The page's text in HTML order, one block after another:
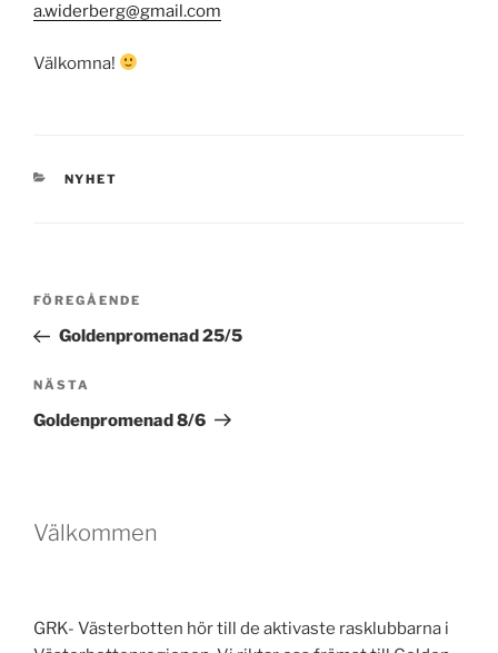
a.widerberg@gmail.com
Välkomna!
KATEGORIER
NYHET
Inläggsnavigering
Föregående
inlägg
FÖREGÅENDE
Goldenpromenad 25/5
Nästa
inlägg
NÄSTA
Goldenpromenad 8/6
Välkommen
GRK- Västerbotten hör till de aktivaste rasklubbarna i